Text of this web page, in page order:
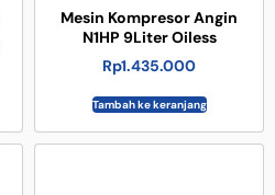
Mesin Kompresor Angin
N1HP 9Liter Oiless
Rp1.435.000
Tambah ke keranjang